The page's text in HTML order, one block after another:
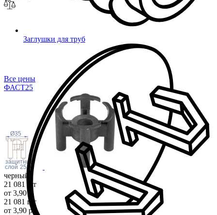
Заглушки для труб
Все цены
ФАСТ25
Ø35
защитный
слой 25
черный
21 081 шт
от 3,90 р.
21 081 шт
от 3,90 р.